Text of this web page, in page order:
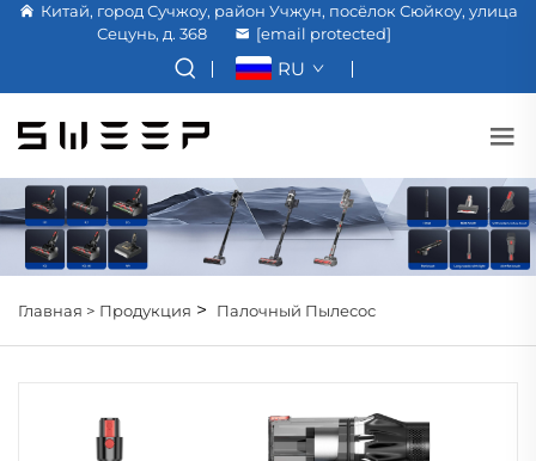
Китай, город Сучжоу, район Учжун, посёлок Сюйкоу, улица
Сецунь, д. 368
[email protected]
RU
Главная > Продукция > Палочный Пылесос